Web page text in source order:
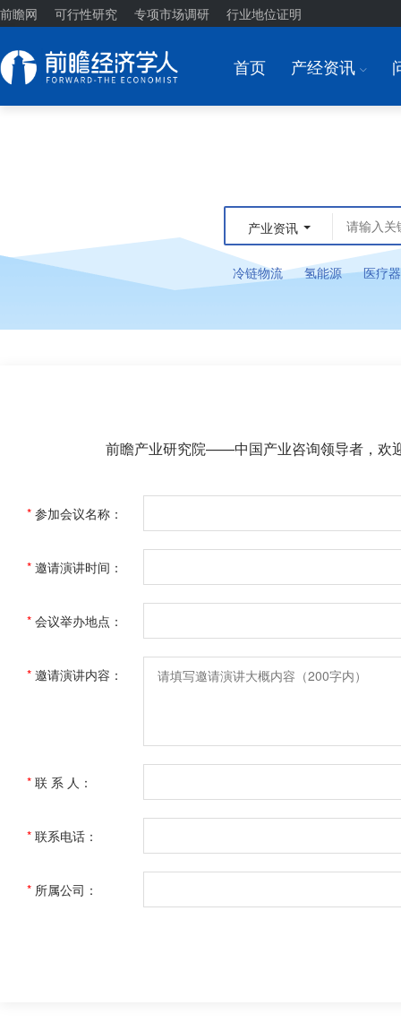
前瞻网 可行性研究 专项市场调研 行业地位证明
首页 产经资讯 I
产业资讯
冷链物流 氢能源 医疗
前瞻产业研究院——中国产业咨询领导者，欢
* 参加会议名称：
* 邀请演讲时间：
* 会议举办地点：
* 邀请演讲内容：
* 联 系 人：
* 联系电话：
* 所属公司：